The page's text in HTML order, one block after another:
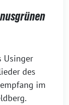
Usinger
des
im